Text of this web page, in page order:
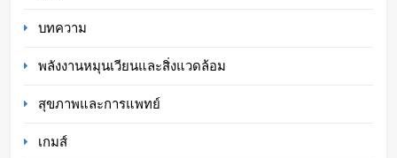
บทความ
พลังงานหมุนเวียนและสิ่งแวดล้อม
สุขภาพและการแพทย์
เกมส์